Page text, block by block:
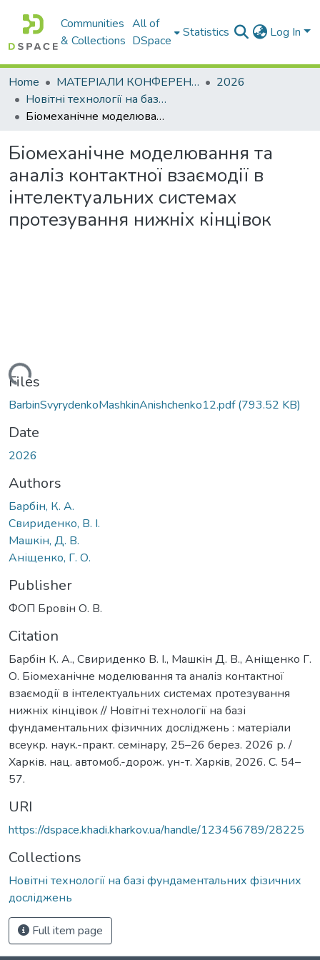
Communities
& Collections
All of
DSpace
Statistics Log In
Home МАТЕРІАЛИ КОНФЕРЕНЦІЙ
2026
Новітні технології на базі фундаментальних фізичних досліджень
Біомеханічне моделювання та аналіз контактної взаємодії в інтелектуальних системах протезування нижніх кінцівок
Біомеханічне моделювання та
аналіз контактної взаємодії в
інтелектуальних системах
протезування нижніх кінцівок
Files
BarbinSvyrydenkoMashkinAnishchenko12.pdf(793.52 KB)
Date
2026
Authors
Барбін, К. А.
Свириденко, В. І.
Машкін, Д. В.
Аніщенко, Г. О.
Publisher
ФОП Бровін О. В.
Citation
Барбін К. А., Свириденко В. І., Машкін Д. В., Аніщенко Г.
О. Біомеханічне моделювання та аналіз контактної
взаємодії в інтелектуальних системах протезування
нижніх кінцівок // Новітні технології на базі
фундаментальних фізичних досліджень : матеріали
всеукр. наук.-практ. семінару, 25–26 берез. 2026 р. /
Харків. нац. автомоб.-дорож. ун-т. Харкiв, 2026. С. 54–
57.
URI
https://dspace.khadi.kharkov.ua/handle/123456789/28225
Collections
Новітні технології на базі фундаментальних фізичних
досліджень
Full item page